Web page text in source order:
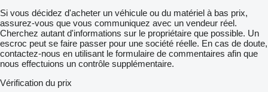
Si vous décidez d'acheter un véhicule ou du matériel à bas prix,
assurez-vous que vous communiquez avec un vendeur réel.
Cherchez autant d'informations sur le propriétaire que possible. Un
escroc peut se faire passer pour une société réelle. En cas de doute,
contactez-nous en utilisant le formulaire de commentaires afin que
nous effectuions un contrôle supplémentaire.
Vérification du prix